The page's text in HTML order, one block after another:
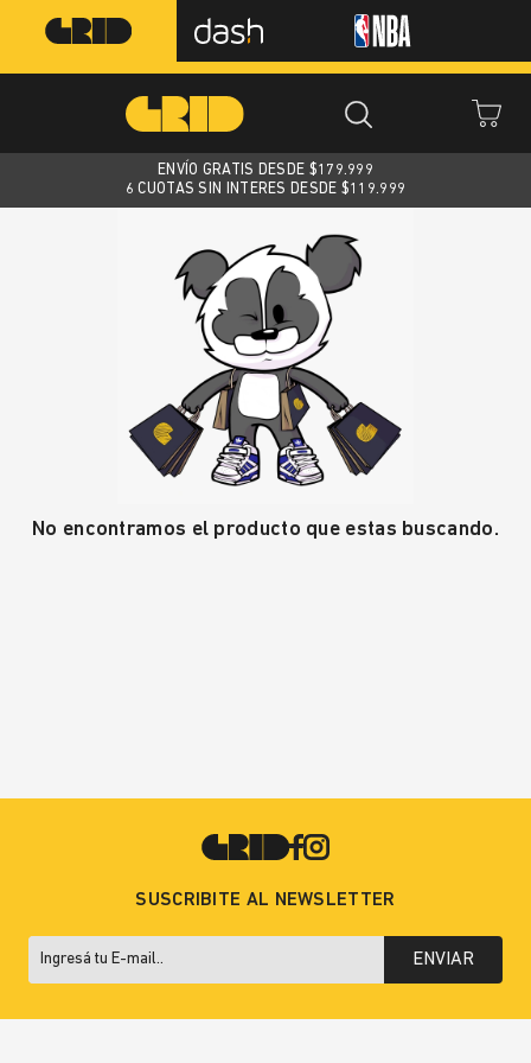
ENVÍO GRATIS DESDE $179.999
6 CUOTAS SIN INTERES DESDE $119.999
No encontramos el producto que estas buscando.
SUSCRIBITE AL NEWSLETTER
ENVIAR